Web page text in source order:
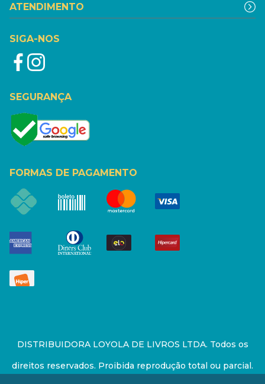
ATENDIMENTO
SIGA-NOS
SEGURANÇA
FORMAS DE PAGAMENTO
DISTRIBUIDORA LOYOLA DE LIVROS LTDA. Todos os
direitos reservados. Proibida reprodução total ou parcial.